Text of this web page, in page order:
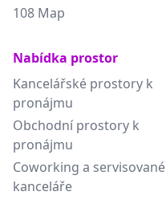
108 Map
Nabídka prostor
Kancelářské prostory k
pronájmu
Obchodní prostory k
pronájmu
Coworking a servisované
kanceláře